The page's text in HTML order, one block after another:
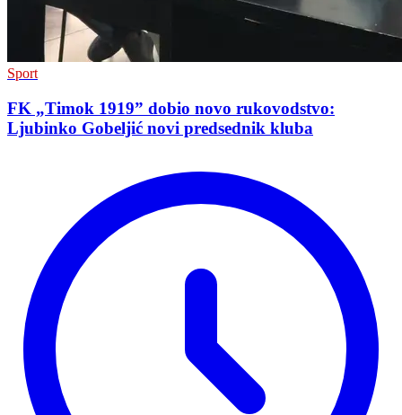
Sport
FK „Timok 1919” dobio novo rukovodstvo:
Ljubinko Gobeljić novi predsednik kluba